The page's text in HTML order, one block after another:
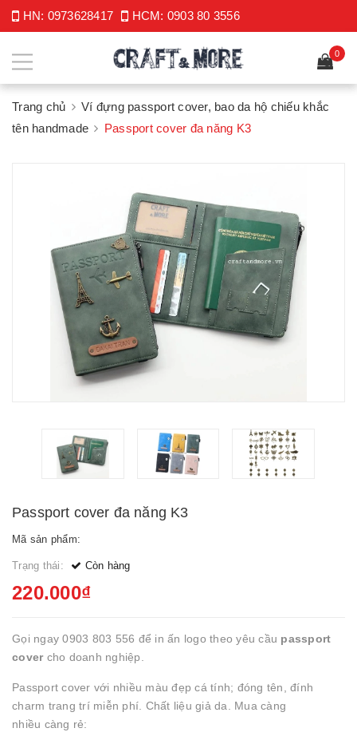
HN: 0973628417 HCM: 0903 80 3556
0
Trang chủ
Ví đựng passport cover, bao da hộ chiếu khắc
tên handmade
Passport cover đa năng K3
Passport cover đa năng K3
Mã sản phẩm:
Trạng thái: Còn hàng
220.000₫
Gọi ngay 0903 803 556 để in ấn logo theo yêu cầu passport
covercho doanh nghiệp.
Passport cover với nhiều màu đẹp cá tính; đóng tên, đính
charm trang trí miễn phí. Chất liệu giả da. Mua càng
nhiều càng rẻ: